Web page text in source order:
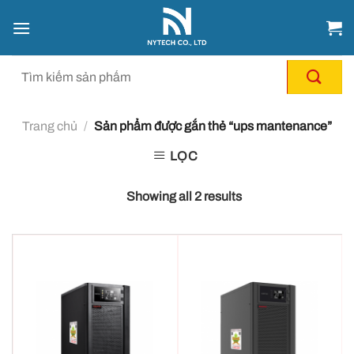
đến
Trang chủ / Sản phẩm được gắn thẻ “ups mantenance”
LỌC
Showing all 2 results